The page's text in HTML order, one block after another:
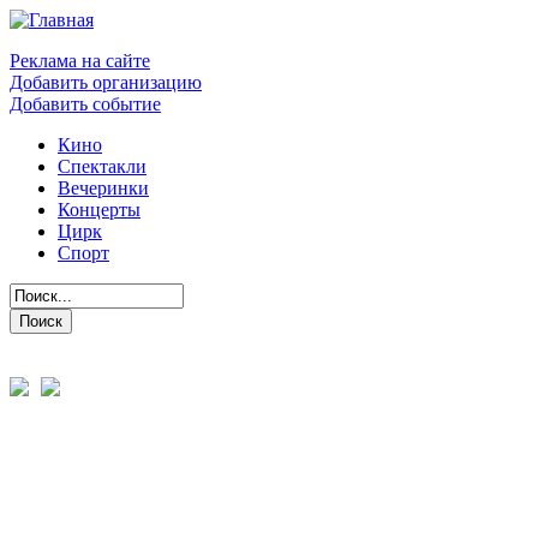
Реклама на сайте
Добавить организацию
Добавить событие
Кино
Спектакли
Вечеринки
Концерты
Цирк
Спорт